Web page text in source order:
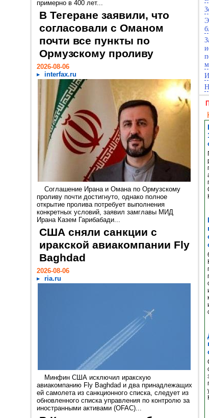
примерно в 400 лет...
В Тегеране заявили, что
согласовали с Оманом
почти все пункты по
Ормузскому проливу
2026-08-06
interfax.ru
Соглашение Ирана и Омана по Ормузскому
проливу почти достигнуто, однако полное
открытие пролива потребует выполнения
конкретных условий, заявил замглавы МИД
Ирана Казем Гарибабади...
США сняли санкции с
иракской авиакомпании Fly
Baghdad
2026-08-06
ria.ru
Минфин США исключил иракскую
авиакомпанию Fly Baghdad и два принадлежащих
ей самолета из санкционного списка, следует из
обновленного списка управления по контролю за
иностранными активами (OFAC)...